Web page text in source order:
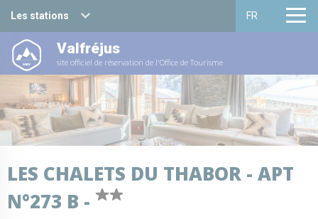
Les stations
Haute Maurienne Vanoise
Valfréjus
La Norma
Aussois
Val Cenis
Bessans
FR
Français
English
Valfréjus
site officiel de réservation de l'Office de Tourisme
LES CHALETS DU THABOR - APT
N°273 B -